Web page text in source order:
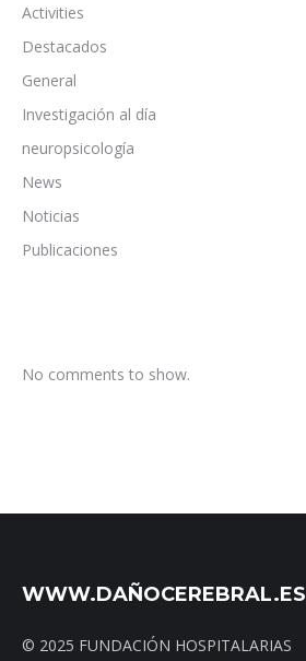
Activities
Destacados
General
Investigación al día
neuropsicología
News
Noticias
Publicaciones
No comments to show.
WWW.DAÑOCEREBRAL.ES
© 2025 FUNDACIÓN HOSPITALARIAS